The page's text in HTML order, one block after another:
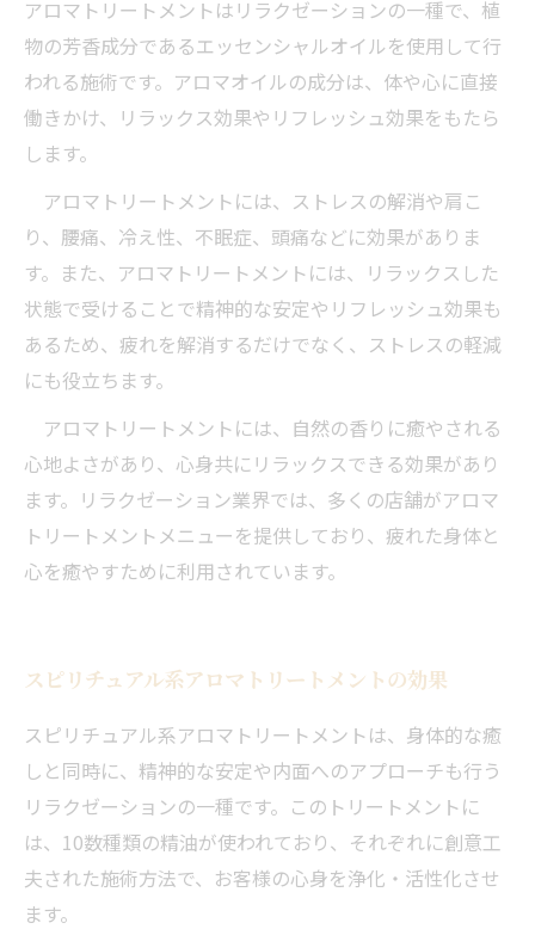
アロマトリートメントはリラクゼーションの一種で、植
物の芳香成分であるエッセンシャルオイルを使用して行
われる施術です。アロマオイルの成分は、体や心に直接
働きかけ、リラックス効果やリフレッシュ効果をもたら
します。
アロマトリートメントには、ストレスの解消や肩こ
り、腰痛、冷え性、不眠症、頭痛などに効果がありま
す。また、アロマトリートメントには、リラックスした
状態で受けることで精神的な安定やリフレッシュ効果も
あるため、疲れを解消するだけでなく、ストレスの軽減
にも役立ちます。
アロマトリートメントには、自然の香りに癒やされる
心地よさがあり、心身共にリラックスできる効果があり
ます。リラクゼーション業界では、多くの店舗がアロマ
トリートメントメニューを提供しており、疲れた身体と
心を癒やすために利用されています。
スピリチュアル系アロマトリートメントの効果
スピリチュアル系アロマトリートメントは、身体的な癒
しと同時に、精神的な安定や内面へのアプローチも行う
リラクゼーションの一種です。このトリートメントに
は、10数種類の精油が使われており、それぞれに創意工
夫された施術方法で、お客様の心身を浄化・活性化させ
ます。